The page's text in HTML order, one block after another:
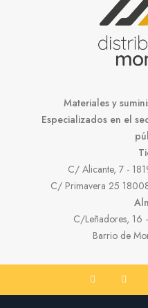
Materiales y
Especializados en el
C/ Alicante, 7 -
C/ Primavera 25
C/Leñadores, 16
Barrio de